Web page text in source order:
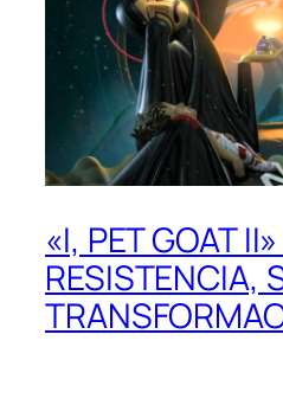
«I, PET GOAT
RESISTENCIA,